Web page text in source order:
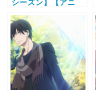
シーズン】【アニ
ビス比較と無料で全
話視聴する方法